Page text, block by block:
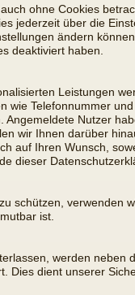
ohne Cookies
jederzeit über die
ändern
deaktiviert haben.
Leistungen
wie Telefonnummer
Nutzer
wir Ihnen darüber
auf Ihren Wunsch,
dieser
schützen, verwenden
ist.
werden
Dies dient unserer